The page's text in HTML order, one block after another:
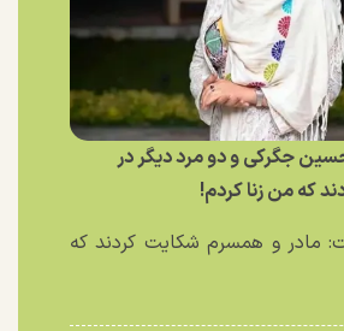
جگرکی و دو مرد دیگر در
که من زنا کردم!
مادر و همسرم شکایت کردند که